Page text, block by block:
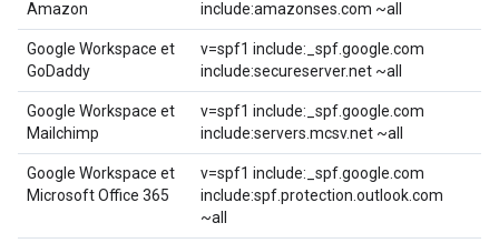
Amazon
include:amazonses.com ~all
Google Workspace et
GoDaddy
v=spf1 include:_spf.google.com
include:secureserver.net ~all
Google Workspace et
Mailchimp
v=spf1 include:_spf.google.com
include:servers.mcsv.net ~all
Google Workspace et
Microsoft Office 365
v=spf1 include:_spf.google.com
include:spf.protection.outlook.com
~all